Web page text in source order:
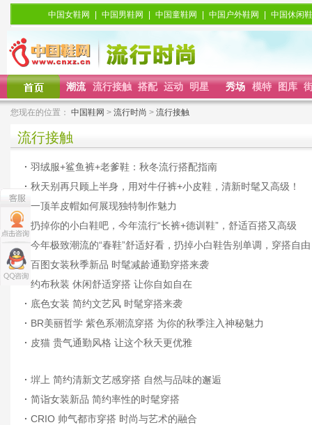
中国女鞋网 中国男鞋网 中国童鞋网 中国户外鞋网 中国休闲
潮流 流行接触 搭配 运动 明星 秀场 模特 图库
您现在的位置： 中国鞋网 > 流行时尚 > 流行接触
流行接触
· 羽绒服+鲨鱼裤+老爹鞋：秋冬流行搭配指南
· 秋天别再只顾上半身，用对牛仔裤+小皮鞋，清新时髦又高级！
一顶羊皮帽如何展现独特制作魅力
扔掉你的小白鞋吧，今年流行“长裤+德训鞋”，舒适百搭又高级
今年极致潮流的“春鞋”舒适好看，扔掉小白鞋告别单调，穿搭自由
· 百图女装秋季新品 时髦减龄通勤穿搭来袭
约布秋装 休闲舒适穿搭 让你自如自在
· 底色女装 简约文艺风 时髦穿搭来袭
· BR美丽哲学 紫色系潮流穿搭 为你的秋季注入神秘魅力
· 皮猫 贵气通勤风格 让这个秋天更优雅
· 堓上 简约清新文艺感穿搭 自然与品味的邂逅
· 简诣女装新品 简约率性的时髦穿搭
· CRIO 帅气都市穿搭 时尚与艺术的融合